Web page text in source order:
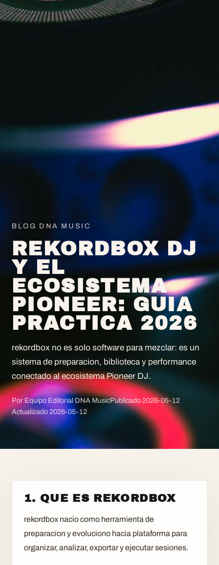
BLOG DNA MUSIC
REKORDBOX DJ
Y EL
ECOSISTEMA
PIONEER: GUIA
PRACTICA 2026
rekordbox no es solo software para mezclar: es un
sistema de preparacion, biblioteca y performance
conectado al ecosistema Pioneer DJ.
Por Equipo Editorial DNA MusicPublicado2026-05-12
Actualizado2026-05-12
1. QUE ES REKORDBOX
rekordbox nacio como herramienta de
preparacion y evoluciono hacia plataforma para
organizar, analizar, exportar y ejecutar sesiones.